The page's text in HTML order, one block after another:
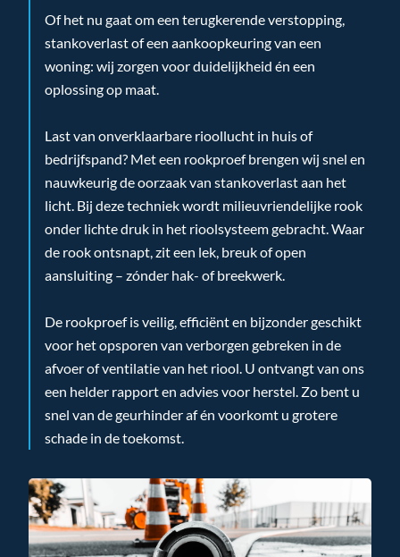
Of het nu gaat om een terugkerende verstopping,
stankoverlast of een aankoopkeuring van een
woning: wij zorgen voor duidelijkheid én een
oplossing op maat.
Last van onverklaarbare rioollucht in huis of
bedrijfspand? Met een rookproef brengen wij snel en
nauwkeurig de oorzaak van stankoverlast aan het
licht. Bij deze techniek wordt milieuvriendelijke rook
onder lichte druk in het rioolsysteem gebracht. Waar
de rook ontsnapt, zit een lek, breuk of open
aansluiting – zónder hak- of breekwerk.
De rookproef is veilig, efficiënt en bijzonder geschikt
voor het opsporen van verborgen gebreken in de
afvoer of ventilatie van het riool. U ontvangt van ons
een helder rapport en advies voor herstel. Zo bent u
snel van de geurhinder af én voorkomt u grotere
schade in de toekomst.